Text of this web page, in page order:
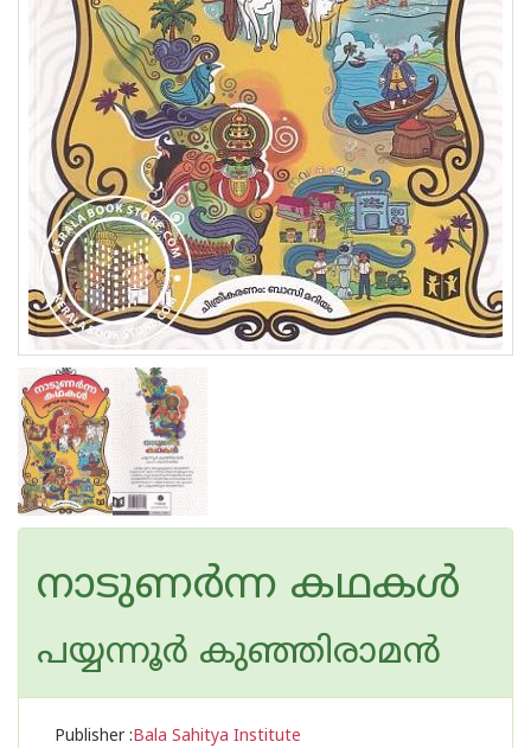
നാടുണർന്ന കഥകൾ
പയ്യന്നൂര്‍ കുഞ്ഞിരാമന്‍
Publisher :Bala Sahitya Institute